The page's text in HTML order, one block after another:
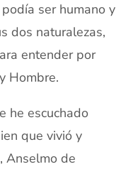
ser humano y
dos naturalezas,
entender por
Hombre.
he escuchado
que vivió y
Anselmo de